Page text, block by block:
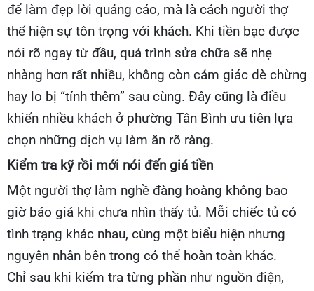
để làm đẹp lời quảng cáo, mà là cách người thợ
thể hiện sự tôn trọng với khách. Khi tiền bạc được
nói rõ ngay từ đầu, quá trình sửa chữa sẽ nhẹ
nhàng hơn rất nhiều, không còn cảm giác dè chừng
hay lo bị “tính thêm” sau cùng. Đây cũng là điều
khiến nhiều khách ở phường Tân Bình ưu tiên lựa
chọn những dịch vụ làm ăn rõ ràng.
Kiểm tra kỹ rồi mới nói đến giá tiền
Một người thợ làm nghề đàng hoàng không bao
giờ báo giá khi chưa nhìn thấy tủ. Mỗi chiếc tủ có
tình trạng khác nhau, cùng một biểu hiện nhưng
nguyên nhân bên trong có thể hoàn toàn khác.
Chỉ sau khi kiểm tra từng phần như nguồn điện,